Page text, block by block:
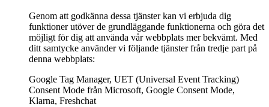
Genom att godkänna dessa tjänster kan vi erbjuda dig
funktioner utöver de grundläggande funktionerna och göra det
möjligt för dig att använda vår webbplats mer bekvämt. Med
ditt samtycke använder vi följande tjänster från tredje part på
denna webbplats:
Google Tag Manager, UET (Universal Event Tracking)
Consent Mode från Microsoft, Google Consent Mode,
Klarna, Freshchat